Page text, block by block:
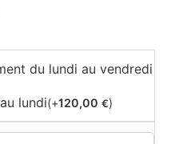
du lundi au vendredi
lundi(+120,00 €)